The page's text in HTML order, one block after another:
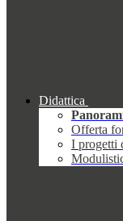
Didattica
Offerta
I progetti